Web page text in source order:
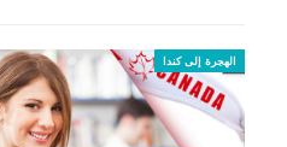
الهجرة إلى كندا